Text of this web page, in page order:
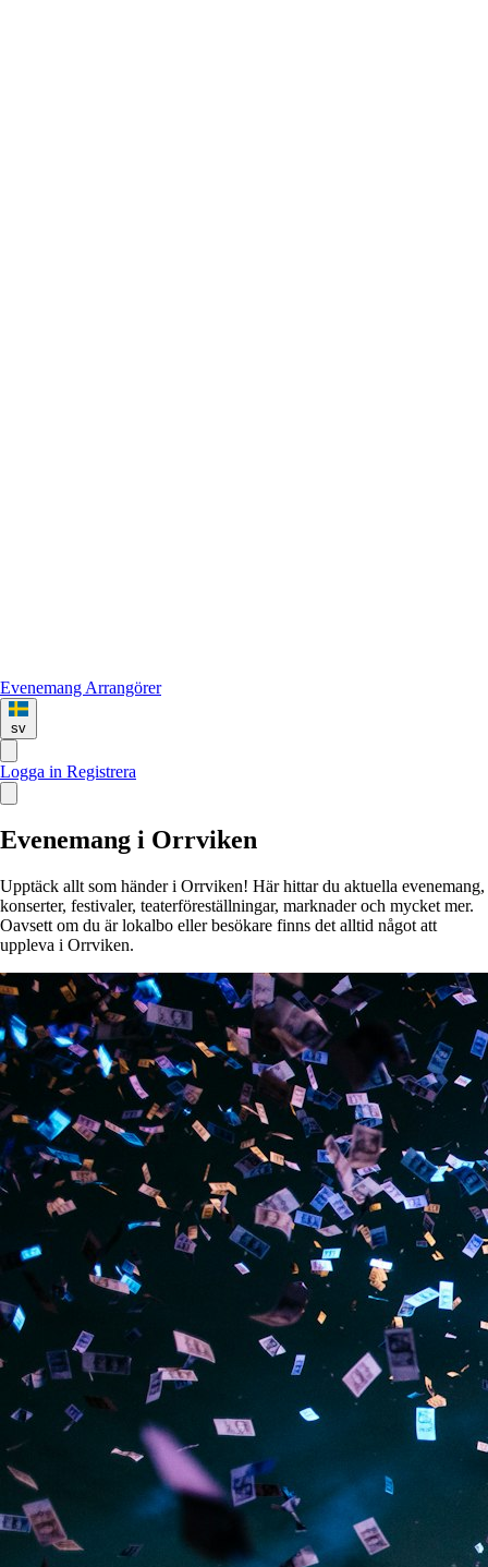
Evenemang Arrangörer
sv
Logga in Registrera
Evenemang i Orrviken
Upptäck allt som händer i Orrviken! Här hittar du aktuella evenemang,
konserter, festivaler, teaterföreställningar, marknader och mycket mer.
Oavsett om du är lokalbo eller besökare finns det alltid något att
uppleva i Orrviken.